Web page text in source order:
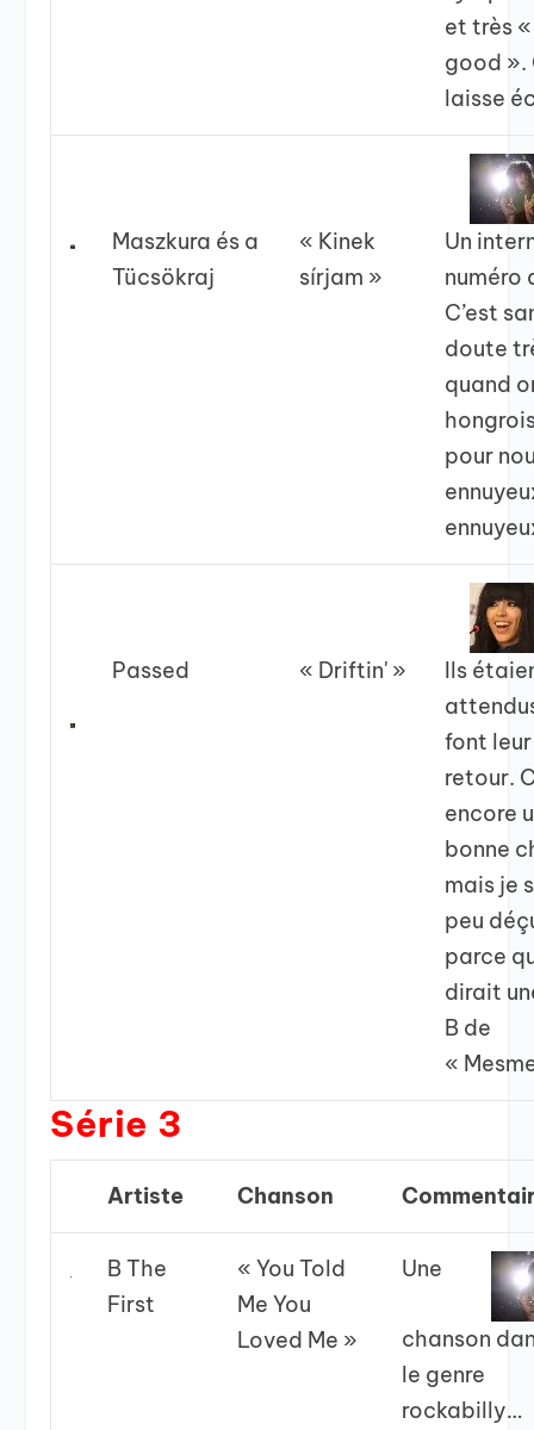
et très
good ».
laisse
Maszkura és a
Tücsökraj
« Kinek
sírjam »
Un
numéro
C’est
doute
quand
pour
Passed « Driftin' »
Ils
font
retour.
encore
bonne
mais je
peu
parce
dirait
B de
«
Série 3
Artiste Chanson
B The
First
« You Told
Me You
Loved Me »
Une
chanson
le genre
rockabilly…